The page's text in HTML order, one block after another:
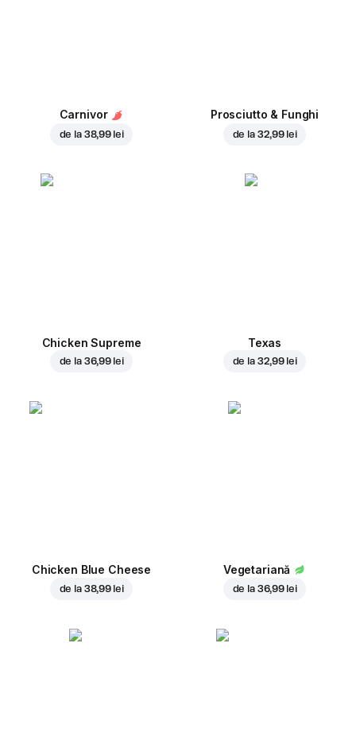
Carnivor
de la 38,99 lei
Prosciutto & Funghi
de la 32,99 lei
Chicken Supreme
de la 36,99 lei
Texas
de la 32,99 lei
Chicken Blue Cheese
de la 38,99 lei
Vegetariană
de la 36,99 lei